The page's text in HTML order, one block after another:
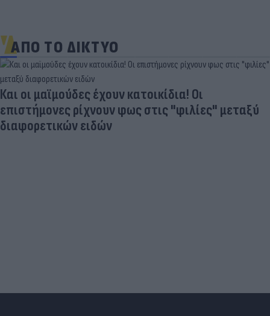
ΑΠΟ ΤΟ ΔΙΚΤΥΟ
Και οι μαϊμούδες έχουν κατοικίδια! Οι
επιστήμονες ρίχνουν φως στις "φιλίες" μεταξύ
διαφορετικών ειδών